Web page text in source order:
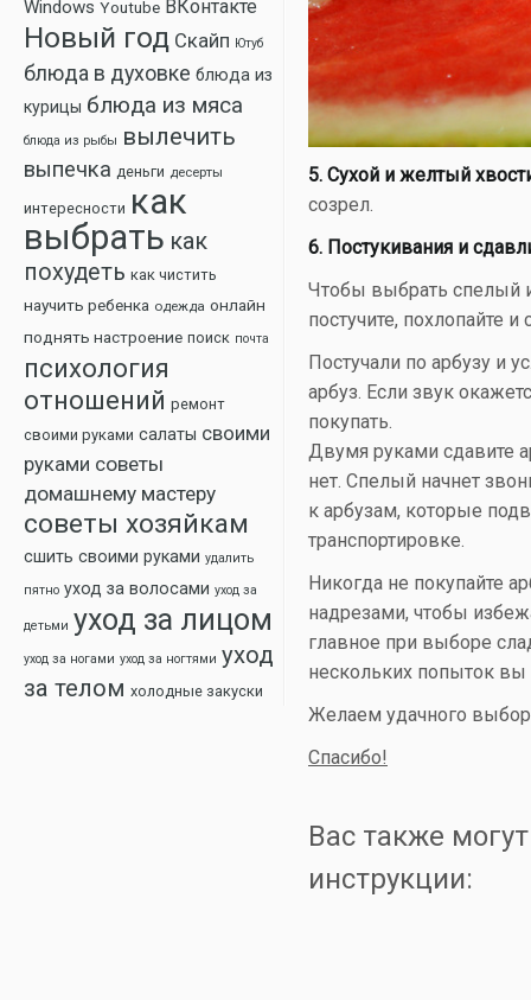
Windows Youtube ВКонтакте
Новый год Скайп Ютуб
блюда в духовке блюда из
курицы блюда из мяса
блюда из рыбы вылечить
выпечка деньги десерты
интересности как
выбрать как
похудеть как чистить
научить ребенка одежда онлайн
поднять настроение поиск почта
психология
отношений ремонт
своими руками салаты своими
руками советы
домашнему мастеру
советы хозяйкам
сшить своими руками удалить
пятно уход за волосами уход за
детьми уход за лицом
уход за ногами уход за ногтями уход
за телом холодные закуски
5. Сухой и желтый
созрел.
6. Постукивания и
Чтобы выбрать спелый
постучите, похлопайте
Постучали по арбузу и
арбуз. Если звук
покупать.
Двумя руками сдавите
нет. Спелый начнет
к арбузам, которые
транспортировке.
Никогда не покупайте
надрезами, чтобы
главное при выборе
нескольких попыток вы
Желаем удачного
Спасибо!
Вас также
инструкции: